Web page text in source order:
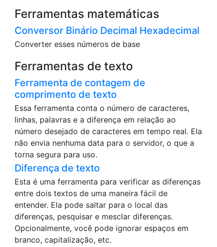
Ferramentas matemáticas
Conversor Binário Decimal Hexadecimal
Converter esses números de base
Ferramentas de texto
Ferramenta de contagem de
comprimento de texto
Essa ferramenta conta o número de caracteres,
linhas, palavras e a diferença em relação ao
número desejado de caracteres em tempo real. Ela
não envia nenhuma data para o servidor, o que a
torna segura para uso.
Diferença de texto
Esta é uma ferramenta para verificar as diferenças
entre dois textos de uma maneira fácil de
entender. Ela pode saltar para o local das
diferenças, pesquisar e mesclar diferenças.
Opcionalmente, você pode ignorar espaços em
branco, capitalização, etc.